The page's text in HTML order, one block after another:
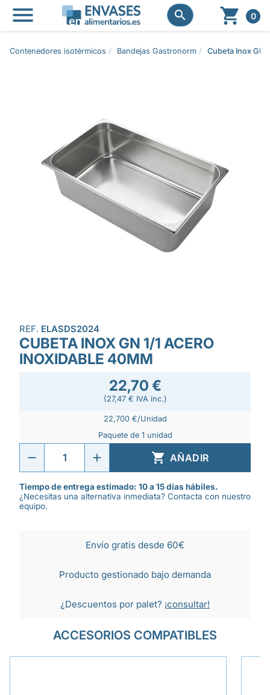
 
  0
Contenedores isotérmicos Bandejas Gastronorm Cubeta Inox GN
REF. ELASDS2024
CUBETA INOX GN 1/1 ACERO
INOXIDABLE 40MM
22,70 €
(27,47 € IVA inc.)
22,700 €/Unidad
Paquete de 1 unidad
 AÑADIR
Tiempo de entrega estimado: 10 a 15 días hábiles.
¿Necesitas una alternativa inmediata? Contacta con nuestro
equipo.
Envío gratis desde 60€
Producto gestionado bajo demanda
¿Descuentos por palet? ¡consultar!
ACCESORIOS COMPATIBLES